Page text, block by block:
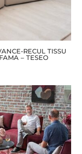
RECUL TISSU
– TESEO